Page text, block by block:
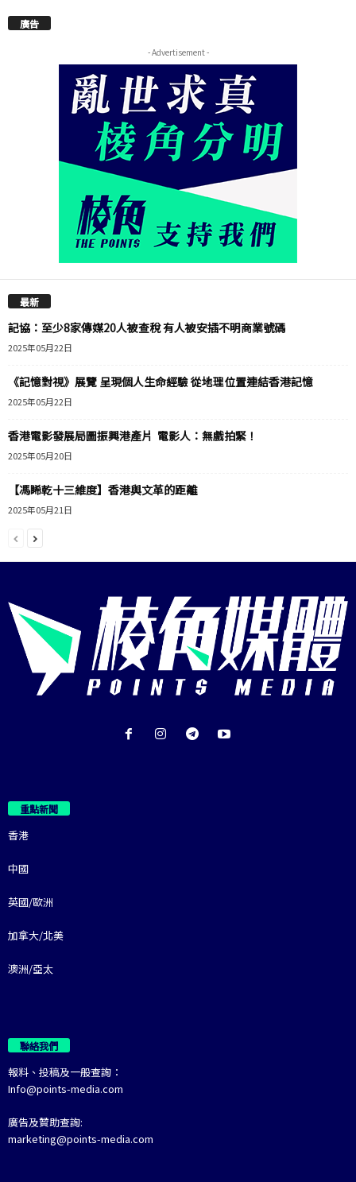
廣告
- Advertisement -
最新
記協：至少8家傳媒20人被查稅 有人被安插不明商業號碼
2025年05月22日
《記憶對視》展覽 呈現個人生命經驗 從地理位置連結香港記憶
2025年05月22日
香港電影發展局圖振興港產片 電影人：無戲拍緊！
2025年05月20日
【馮睎乾十三維度】香港與文革的距離
2025年05月21日
重點新聞
香港
中國
英國/歐洲
加拿大/北美
澳洲/亞太
聯絡我們
報料、投稿及一般查詢：
Info@points-media.com
廣告及贊助查詢:
marketing@points-media.com